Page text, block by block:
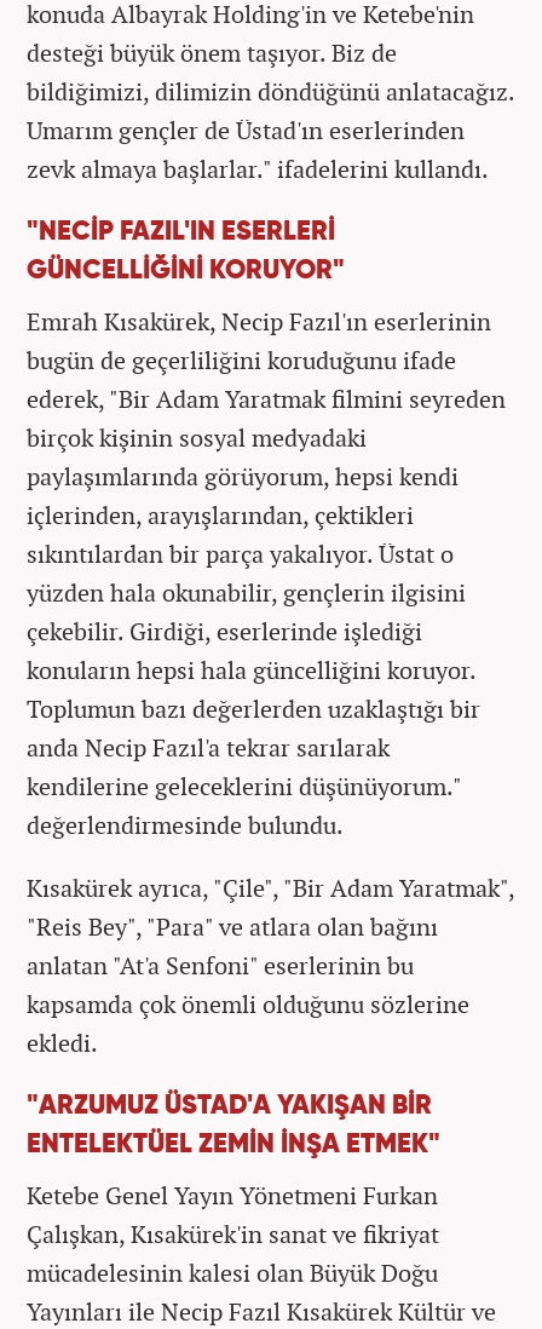
konuda Albayrak Holding'in ve Ketebe'nin
desteği büyük önem taşıyor. Biz de
bildiğimizi, dilimizin döndüğünü anlatacağız.
Umarım gençler de Üstad'ın eserlerinden
zevk almaya başlarlar." ifadelerini kullandı.
"NECİP FAZIL'IN ESERLERİ
GÜNCELLİĞİNİ KORUYOR"
Emrah Kısakürek, Necip Fazıl'ın eserlerinin
bugün de geçerliliğini koruduğunu ifade
ederek, "Bir Adam Yaratmak filmini seyreden
birçok kişinin sosyal medyadaki
paylaşımlarında görüyorum, hepsi kendi
içlerinden, arayışlarından, çektikleri
sıkıntılardan bir parça yakalıyor. Üstat o
yüzden hala okunabilir, gençlerin ilgisini
çekebilir. Girdiği, eserlerinde işlediği
konuların hepsi hala güncelliğini koruyor.
Toplumun bazı değerlerden uzaklaştığı bir
anda Necip Fazıl'a tekrar sarılarak
kendilerine geleceklerini düşünüyorum."
değerlendirmesinde bulundu.
Kısakürek ayrıca, "Çile", "Bir Adam Yaratmak",
"Reis Bey", "Para" ve atlara olan bağını
anlatan "At'a Senfoni" eserlerinin bu
kapsamda çok önemli olduğunu sözlerine
ekledi.
"ARZUMUZ ÜSTAD'A YAKIŞAN BİR
ENTELEKTÜEL ZEMİN İNŞA ETMEK"
Ketebe Genel Yayın Yönetmeni Furkan
Çalışkan, Kısakürek'in sanat ve fikriyat
mücadelesinin kalesi olan Büyük Doğu
Yayınları ile Necip Fazıl Kısakürek Kültür ve